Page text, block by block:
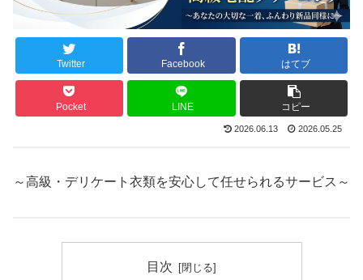
Twitter Facebook はてブ
Pocket LINE コピー
2026.06.13 2026.05.25
～高級・デリケート衣類を安心して任せられるサービス～
目次